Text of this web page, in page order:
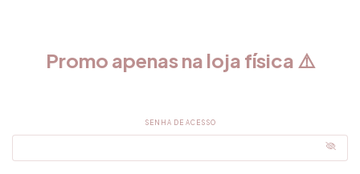
Promo apenas na loja física ⚠️
SENHA DE ACESSO